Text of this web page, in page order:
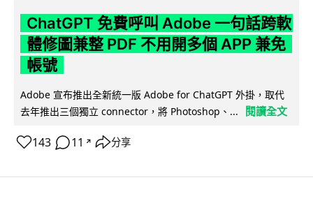
ChatGPT 免費呼叫 Adobe 一句話跨軟
體修圖兼整 PDF 不用開多個 APP 兼免
帳號
Adobe 宣布推出全新統一版 Adobe for ChatGPT 外掛，取代
去年推出三個獨立 connector，將 Photoshop、...
閱讀全文
143 11 ↗ 分享